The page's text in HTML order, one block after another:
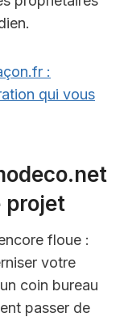
:
qui vous
projet
floue :
votre
coin bureau
passer de